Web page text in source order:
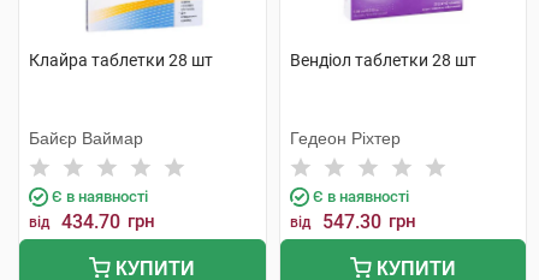
Клайра таблетки 28 шт
Байєр Ваймар
Є в наявності
від 434.70 грн
КУПИТИ
Вендіол таблетки 28 шт
Гедеон Ріхтер
Є в наявності
від 547.30 грн
КУПИТИ